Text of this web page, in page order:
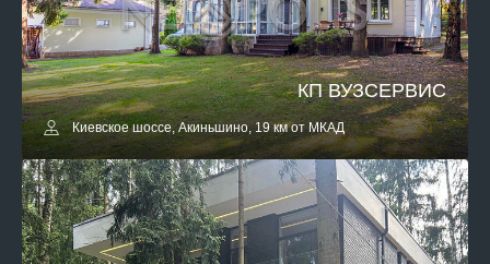
КП ВУЗСЕРВИС
Киевское шоссе, Акиньшино, 19 км от МКАД